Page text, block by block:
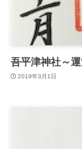
吾平津神社～
2019年3月1日